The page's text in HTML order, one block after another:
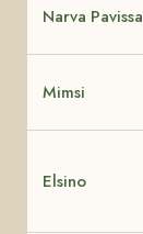
Narva Pavissa
Mimsi
Elsino